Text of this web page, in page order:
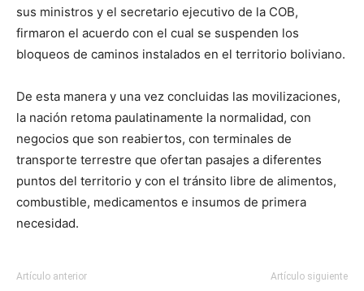
sus ministros y el secretario ejecutivo de la COB,
firmaron el acuerdo con el cual se suspenden los
bloqueos de caminos instalados en el territorio boliviano.
De esta manera y una vez concluidas las movilizaciones,
la nación retoma paulatinamente la normalidad, con
negocios que son reabiertos, con terminales de
transporte terrestre que ofertan pasajes a diferentes
puntos del territorio y con el tránsito libre de alimentos,
combustible, medicamentos e insumos de primera
necesidad.
Artículo anterior Artículo siguiente